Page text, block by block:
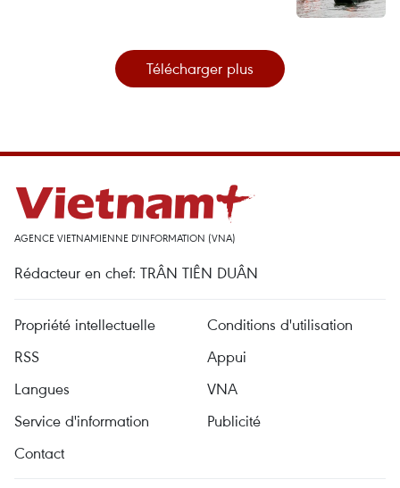
Télécharger plus
AGENCE VIETNAMIENNE D'INFORMATION (VNA)
Rédacteur en chef: TRÂN TIÊN DUÂN
Propriété intellectuelle
Conditions d'utilisation
RSS
Appui
Langues
VNA
Service d'information
Publicité
Contact